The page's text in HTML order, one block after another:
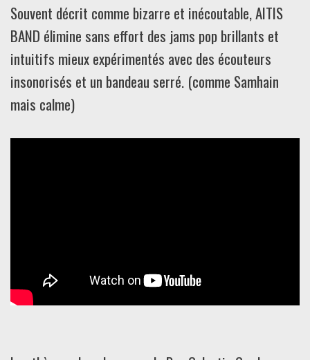
Souvent décrit comme bizarre et inécoutable, AITIS
BAND élimine sans effort des jams pop brillants et
intuitifs mieux expérimentés avec des écouteurs
insonorisés et un bandeau serré. (comme Samhain
mais calme)